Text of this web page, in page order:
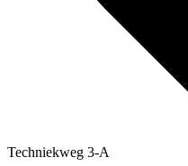
Techniekweg 3-A